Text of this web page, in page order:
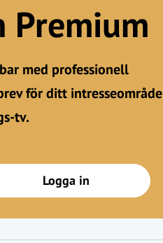
Premium
med professionell
för ditt intresseområde
tv.
Logga in